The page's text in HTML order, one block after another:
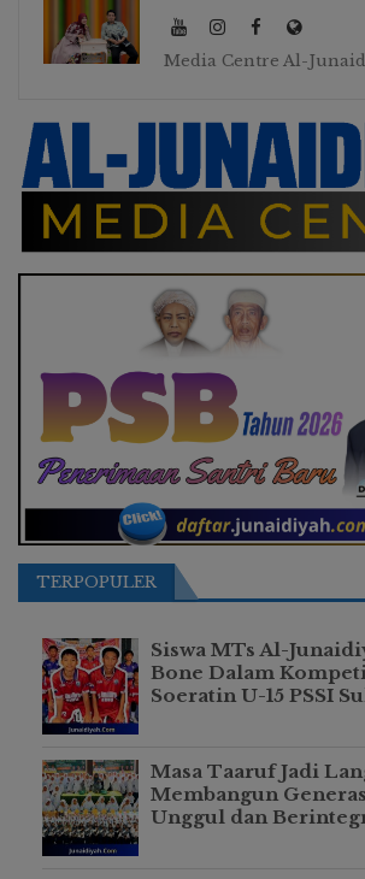
Media Centre Al-
TERPOPULER
Siswa MTs Al-
Bone Dalam
Soeratin U-15 PSSI
Masa Taaruf Jadi
Membangun
Unggul dan